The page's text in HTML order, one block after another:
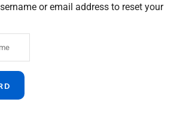
or email address to reset your